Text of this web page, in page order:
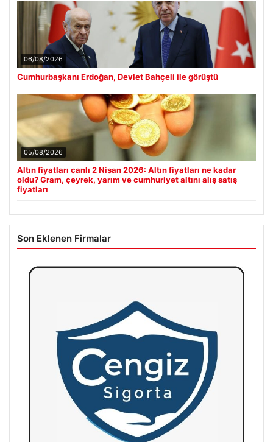
06/08/2026
Cumhurbaşkanı Erdoğan, Devlet Bahçeli ile görüştü
05/08/2026
Altın fiyatları canlı 2 Nisan 2026: Altın fiyatları ne kadar
oldu? Gram, çeyrek, yarım ve cumhuriyet altını alış satış
fiyatları
Son Eklenen Firmalar